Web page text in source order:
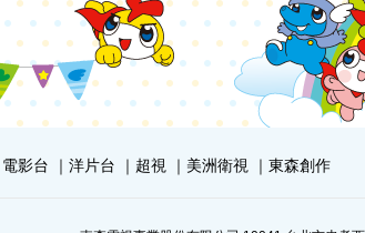
電影台 洋片台 超視 美洲衛視 東森創作